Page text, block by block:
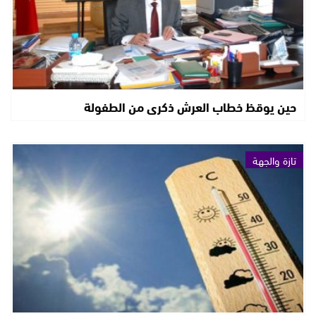
حين يوقظ خطاب العرش ذكرى من الطفولة
تازة والجهة